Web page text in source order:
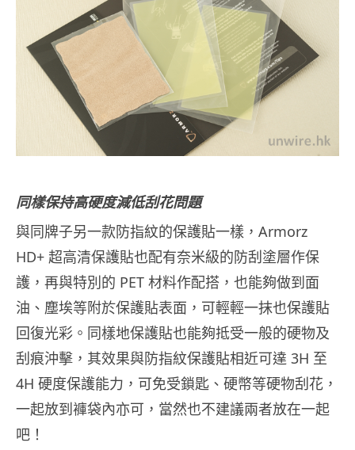
同樣保持高硬度減低刮花問題
與同牌子另一款防指紋的保護貼一樣，Armorz
HD+ 超高清保護貼也配有奈米級的防刮塗層作保
護，再與特別的 PET 材料作配搭，也能夠做到面
油、塵埃等附於保護貼表面，可輕輕一抹也保護貼
回復光彩。同樣地保護貼也能夠抵受一般的硬物及
刮痕沖擊，其效果與防指紋保護貼相近可達 3H 至
4H 硬度保護能力，可免受鎖匙、硬幣等硬物刮花，
一起放到褲袋內亦可，當然也不建議兩者放在一起
吧！